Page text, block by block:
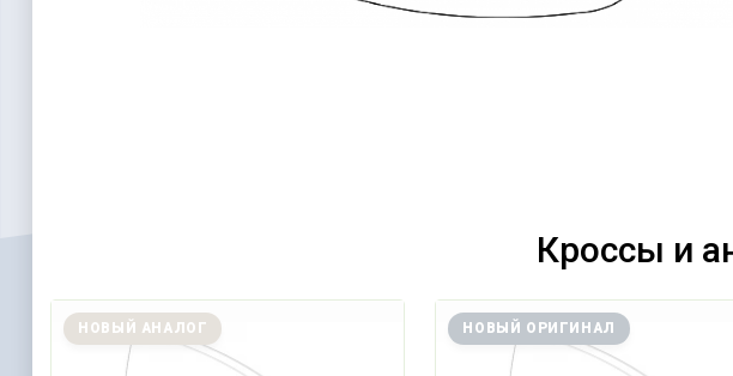
Кроссы и
НОВЫЙ АНАЛОГ НОВЫЙ ОРИГИНАЛ